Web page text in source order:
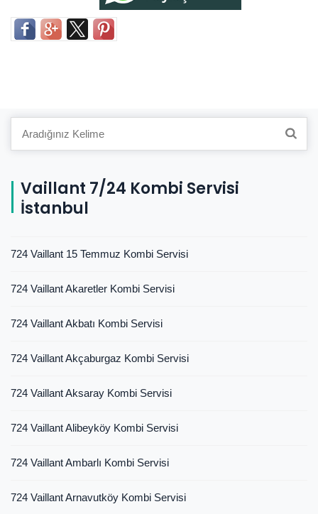
Vaillant 7/24 Kombi Servisi
İstanbul
724 Vaillant 15 Temmuz Kombi Servisi
724 Vaillant Akaretler Kombi Servisi
724 Vaillant Akbatı Kombi Servisi
724 Vaillant Akçaburgaz Kombi Servisi
724 Vaillant Aksaray Kombi Servisi
724 Vaillant Alibeyköy Kombi Servisi
724 Vaillant Ambarlı Kombi Servisi
724 Vaillant Arnavutköy Kombi Servisi